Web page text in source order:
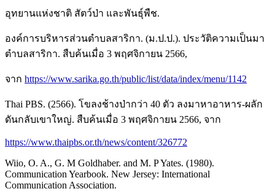
อุทยานแห่งชาติ สัตว์ป่า และพันธุ์พืช.
องค์การบริหารส่วนตำบลสาริกา. (ม.ป.ป.). ประวัติความเป็นมา
ตำบลสาริกา. สืบค้นเมื่อ 3 พฤศจิกายน 2566,
จาก https://www.sarika.go.th/public/list/data/index/menu/1142
Thai PBS. (2566). โขลงช้างป่ากว่า 40 ตัว ลงมาหาอาหาร-ผลัก
ดันกลับเขาใหญ่. สืบค้นเมื่อ 3 พฤศจิกายน 2566, จาก
https://www.thaipbs.or.th/news/content/326772
Wiio, O. A., G. M Goldhaber. and M. P Yates. (1980).
Communication Yearbook. New Jersey: International
Communication Association.